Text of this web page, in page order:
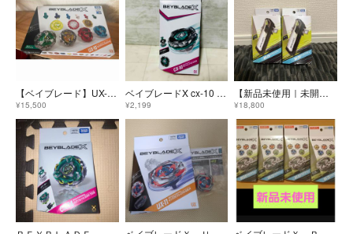
【ベイブレード】UX-10 カスタマイズセットＵ 海外版正規品 未使用 箱開封済
¥15,500
ベイブレードX cx-10 ウルフハント F0-60DB ベイコードウルフハント
¥2,199
【新品未使用｜未開封】BX-09 ベイバトルパス ベイブレードX BEYBLADE X 2箱セット
¥18,800